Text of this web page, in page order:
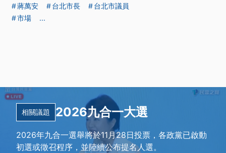
蔣萬安
台北市長
台北市議員
市場
...
相關議題 2026九合一大選
2026年九合一選舉將於11月28日投票，各政黨已啟動
初選或徵召程序，並陸續公布提名人選。